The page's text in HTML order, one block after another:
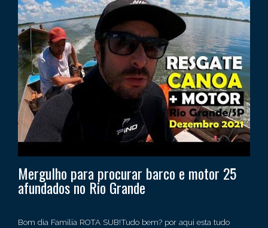
Mergulho para procurar barco e motor 25
afundados no Rio Grande
Bom dia Familia ROTA SUB!Tudo bem? por aqui esta tudo